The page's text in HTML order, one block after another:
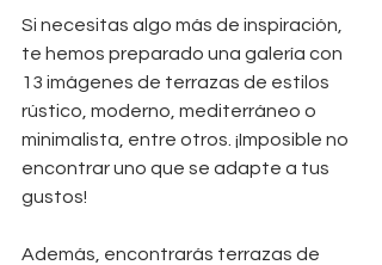
Si necesitas algo más de inspiración,
te hemos preparado una galería con
13 imágenes de terrazas de estilos
rústico, moderno, mediterráneo o
minimalista, entre otros. ¡Imposible no
encontrar uno que se adapte a tus
gustos!
Además, encontrarás terrazas de